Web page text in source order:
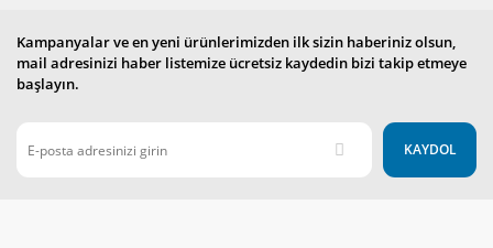
Kampanyalar ve en yeni ürünlerimizden ilk sizin haberiniz olsun,
mail adresinizi haber listemize ücretsiz kaydedin bizi takip etmeye
başlayın.
KAYDOL